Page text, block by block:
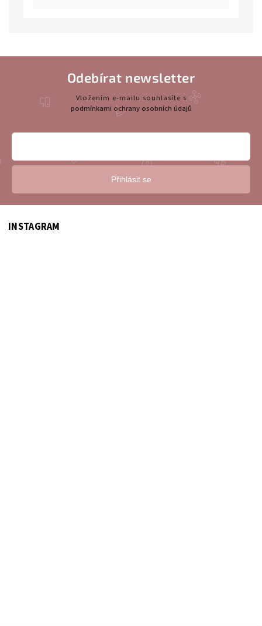
INSTAGRAM
Odebírat newsletter
Vložením e-mailu souhlasíte s
podmínkami ochrany osobních údajů
Přihlásit se